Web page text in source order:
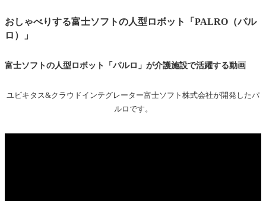
クラウド連携で豊富な知識を披露
2014年11月23日の予測
10月12日現在）
おしゃべりする富士ソフトの人型ロボット「PALRO（パル
ロ）」
富士ソフトの人型ロボット「パルロ」が介護施設で活躍する動画
ユビキタス&クラウドインテグレーター富士ソフト株式会社が開発したパ
ルロです。